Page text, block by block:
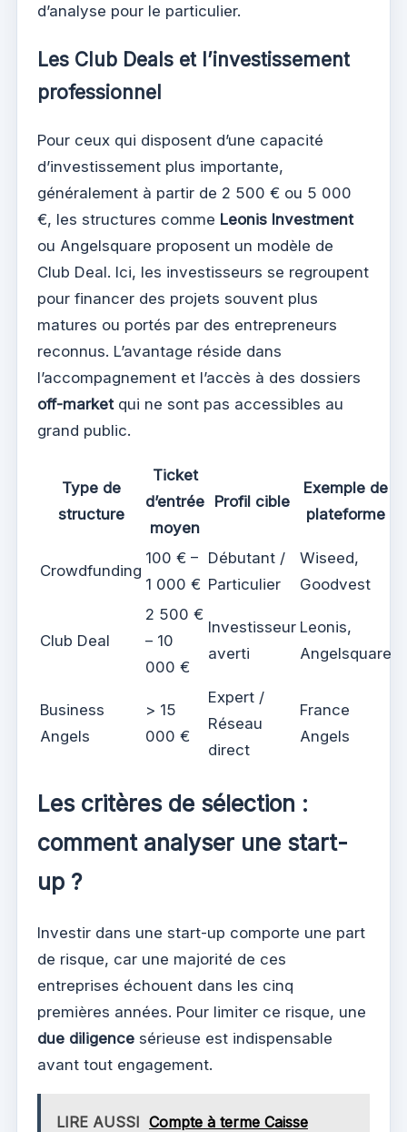
d’analyse pour le particulier.
Les Club Deals et l’investissement
professionnel
Pour ceux qui disposent d’une capacité
d’investissement plus importante,
généralement à partir de 2 500 € ou 5 000
€, les structures comme Leonis Investment
ou Angelsquare proposent un modèle de
Club Deal. Ici, les investisseurs se regroupent
pour financer des projets souvent plus
matures ou portés par des entrepreneurs
reconnus. L’avantage réside dans
l’accompagnement et l’accès à des dossiers
off-market qui ne sont pas accessibles au
grand public.
Type de
structure
Ticket
d’entrée
moyen
Profil cible
Exemple de
plateforme
Crowdfunding
100 € –
1 000 €
Débutant /
Particulier
Wiseed,
Goodvest
Club Deal
2 500 €
– 10
000 €
Investisseur
averti
Leonis,
Angelsquare
Business
Angels
> 15
000 €
Expert /
Réseau
direct
France
Angels
Les critères de sélection :
comment analyser une start-
up ?
Investir dans une start-up comporte une part
de risque, car une majorité de ces
entreprises échouent dans les cinq
premières années. Pour limiter ce risque, une
due diligence sérieuse est indispensable
avant tout engagement.
LIRE AUSSI Compte à terme Caisse